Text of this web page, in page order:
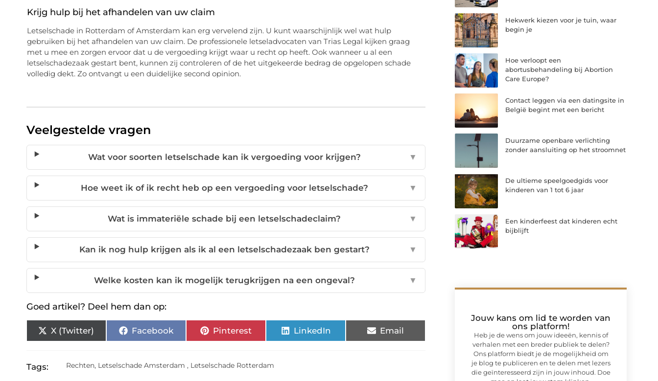
Krijg hulp bij het afhandelen van uw claim
Letselschade in Rotterdam of Amsterdam kan erg vervelend zijn. U kunt waarschijnlijk wel wat hulp
gebruiken bij het afhandelen van uw claim. De professionele letseladvocaten van Trias Legal kijken graag
met u mee en zorgen ervoor dat u de vergoeding krijgt waar u recht op heeft. Ook wanneer u al een
letselschadezaak gestart bent, kunnen zij controleren of de het uitgekeerde bedrag de opgelopen schade
volledig dekt. Zo ontvangt u een duidelijke second opinion.
Veelgestelde vragen
Wat voor soorten letselschade kan ik vergoeding voor krijgen? ▼
Hoe weet ik of ik recht heb op een vergoeding voor letselschade? ▼
Wat is immateriële schade bij een letselschadeclaim? ▼
Kan ik nog hulp krijgen als ik al een letselschadezaak ben gestart? ▼
Welke kosten kan ik mogelijk terugkrijgen na een ongeval? ▼
Goed artikel? Deel hem dan op:
X (Twitter) Facebook Pinterest LinkedIn Email
Tags: Rechten, Letselschade Amsterdam , Letselschade Rotterdam
Hekwerk kiezen voor je tuin, waar
begin je
Hoe verloopt een
abortusbehandeling bij Abortion
Care Europe?
Contact leggen via een datingsite in
België begint met een bericht
Duurzame openbare verlichting
zonder aansluiting op het stroomnet
De ultieme speelgoedgids voor
kinderen van 1 tot 6 jaar
Een kinderfeest dat kinderen echt
bijblijft
Jouw kans om lid te worden van
ons platform!
Heb je de wens om jouw ideeën, kennis of
verhalen met een breder publiek te delen?
Ons platform biedt je de mogelijkheid om
je blog te publiceren en te delen met lezers
die geïnteresseerd zijn in jouw inhoud. Doe